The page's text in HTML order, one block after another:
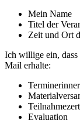
Mein Name
Titel der
Zeit und Ort
Ich willige ein, dass
Mail erhalte:
Evaluation